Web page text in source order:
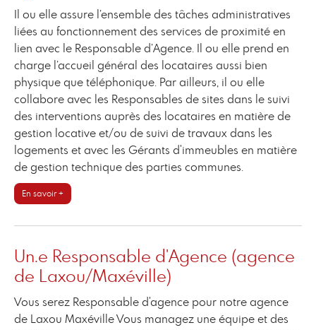
Il ou elle assure l’ensemble des tâches administratives
liées au fonctionnement des services de proximité en
lien avec le Responsable d’Agence. Il ou elle prend en
charge l’accueil général des locataires aussi bien
physique que téléphonique. Par ailleurs, il ou elle
collabore avec les Responsables de sites dans le suivi
des interventions auprès des locataires en matière de
gestion locative et/ou de suivi de travaux dans les
logements et avec les Gérants d'immeubles en matière
de gestion technique des parties communes.
En savoir +
Un.e Responsable d'Agence (agence
de Laxou/Maxéville)
Vous serez Responsable d'agence pour notre agence
de Laxou Maxéville Vous managez une équipe et des